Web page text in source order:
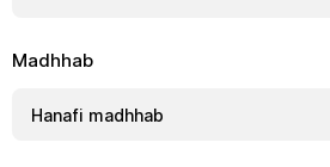
Madhhab